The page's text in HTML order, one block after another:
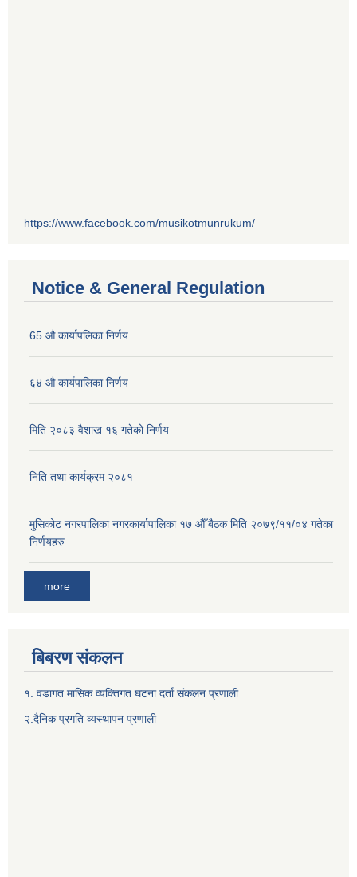
https://www.facebook.com/musikotmunrukum/
Notice & General Regulation
65 औ कार्यापलिका निर्णय
६४ औ कार्यपालिका निर्णय
मिति २०८३ वैशाख १६ गतेको निर्णय
निति तथा कार्यक्रम २०८१
मुसिकोट नगरपालिका नगरकार्यापालिका १७ औँ बैठक मिति २०७९/११/०४ गतेका
निर्णयहरु
more
बिबरण संकलन
१. वडागत मासिक व्यक्तिगत घटना दर्ता संकलन प्रणाली
२.दैनिक प्रगति व्यस्थापन प्रणाली